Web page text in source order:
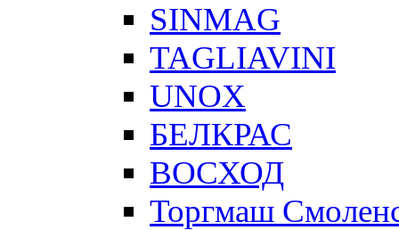
SINMAG
TAGLIAVINI
UNOX
БЕЛКРАС
ВОСХОД
Торгмаш